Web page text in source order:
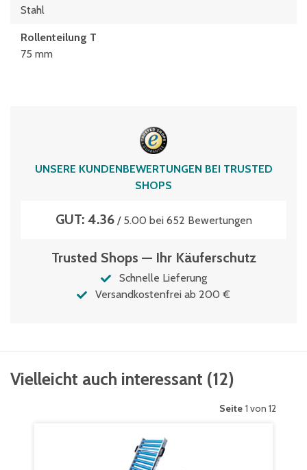
Stahl
Rollenteilung T
75 mm
UNSERE KUNDENBEWERTUNGEN BEI TRUSTED
SHOPS
GUT: 4.36/ 5.00 bei 652 Bewertungen
Trusted Shops — Ihr Käuferschutz
Schnelle Lieferung
Versandkostenfrei ab 200 €
Vielleicht auch interessant (12)
Seite 1 von 12